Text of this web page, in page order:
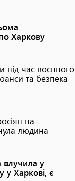
Харкову
під час воєнного
та безпека
на
людина
влучила у
у Харкові, є